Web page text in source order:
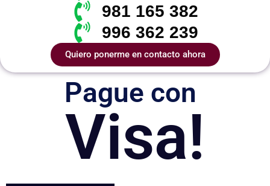
981 165 382
996 362 239
Quiero ponerme en contacto ahora
Pague con
Visa!